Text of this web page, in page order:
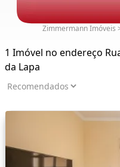
Zimmermann Imóveis
1 Imóvel no endereço
da Lapa